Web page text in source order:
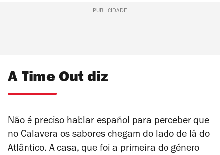
PUBLICIDADE
A Time Out diz
Não é preciso hablar español para perceber que
no Calavera os sabores chegam do lado de lá do
Atlântico. A casa, que foi a primeira do género